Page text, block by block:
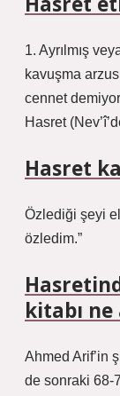
1. Ayrılmış
kavuşma
cennet
Hasret
Hasret
Özlediği şeyi
özledim.”
kitabı
Ahmed Arif’in
de sonraki 68-